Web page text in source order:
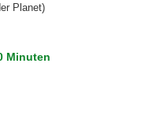
Planet)
Minuten